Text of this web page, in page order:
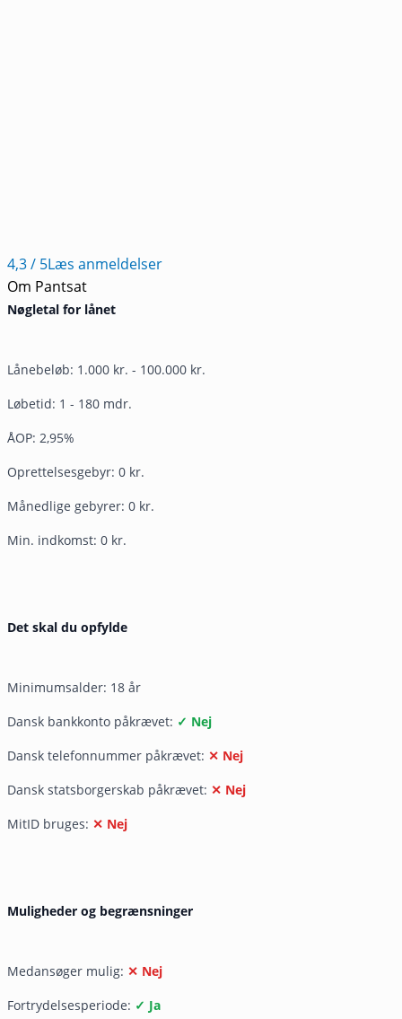
4,3/ 5Læs anmeldelser
Om Pantsat
Nøgletal for lånet
Lånebeløb: 1.000 kr. - 100.000 kr.
Løbetid: 1 - 180 mdr.
ÅOP: 2,95%
Oprettelsesgebyr: 0 kr.
Månedlige gebyrer: 0 kr.
Min. indkomst: 0 kr.
Det skal du opfylde
Minimumsalder: 18 år
Dansk bankkonto påkrævet: ✓ Nej
Dansk telefonnummer påkrævet: ✕ Nej
Dansk statsborgerskab påkrævet: ✕ Nej
MitID bruges: ✕ Nej
Muligheder og begrænsninger
Medansøger mulig: ✕ Nej
Fortrydelsesperiode: ✓ Ja